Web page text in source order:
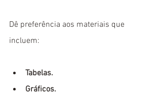
Dê preferência aos materiais que
incluem:
Tabelas.
Gráficos.